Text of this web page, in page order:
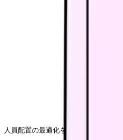
人員配置の最適化を実現するために